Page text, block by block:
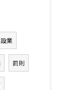
業
罰則